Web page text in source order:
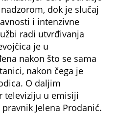
dok je slučaj
i intenzivne
radi utvrđivanja
je u
nakon što se sama
nakon čega je
O daljim
televiziju u emisiji
Jelena Prodanić.